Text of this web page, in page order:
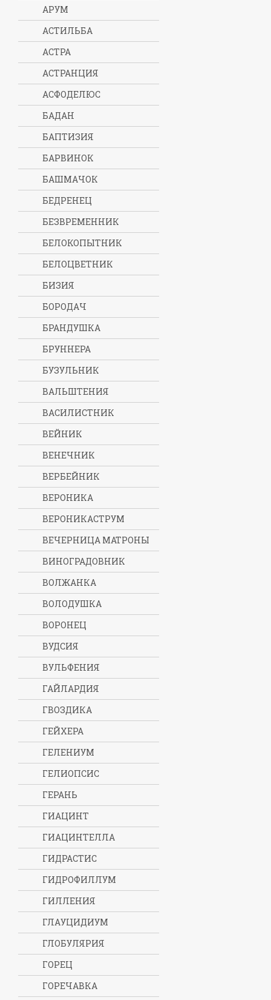
АРУМ
АСТИЛЬБА
АСТРА
АСТРАНЦИЯ
АСФОДЕЛЮС
БАДАН
БАПТИЗИЯ
БАРВИНОК
БАШМАЧОК
БЕДРЕНЕЦ
БЕЗВРЕМЕННИК
БЕЛОКОПЫТНИК
БЕЛОЦВЕТНИК
БИЗИЯ
БОРОДАЧ
БРАНДУШКА
БРУННЕРА
БУЗУЛЬНИК
ВАЛЬШТЕНИЯ
ВАСИЛИСТНИК
ВЕЙНИК
ВЕНЕЧНИК
ВЕРБЕЙНИК
ВЕРОНИКА
ВЕРОНИКАСТРУМ
ВЕЧЕРНИЦА МАТРОНЫ
ВИНОГРАДОВНИК
ВОЛЖАНКА
ВОЛОДУШКА
ВОРОНЕЦ
ВУДСИЯ
ВУЛЬФЕНИЯ
ГАЙЛАРДИЯ
ГВОЗДИКА
ГЕЙХЕРА
ГЕЛЕНИУМ
ГЕЛИОПСИС
ГЕРАНЬ
ГИАЦИНТ
ГИАЦИНТЕЛЛА
ГИДРАСТИС
ГИДРОФИЛЛУМ
ГИЛЛЕНИЯ
ГЛАУЦИДИУМ
ГЛОБУЛЯРИЯ
ГОРЕЦ
ГОРЕЧАВКА